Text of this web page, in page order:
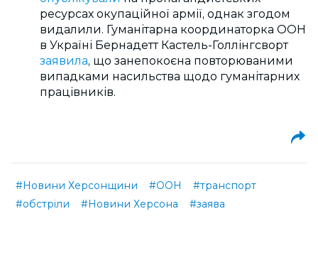
ресурсах окупаційної армії, однак згодом
видалили. Гуманітарна координаторка ООН
в Україні Бернадетт Кастель-Голлінгсворт
заявила, що занепокоєна повторюваними
випадками насильства щодо гуманітарних
працівників.
#Новини Херсонщини #ООН
#транспорт
#обстріли
#Новини Херсона #заява